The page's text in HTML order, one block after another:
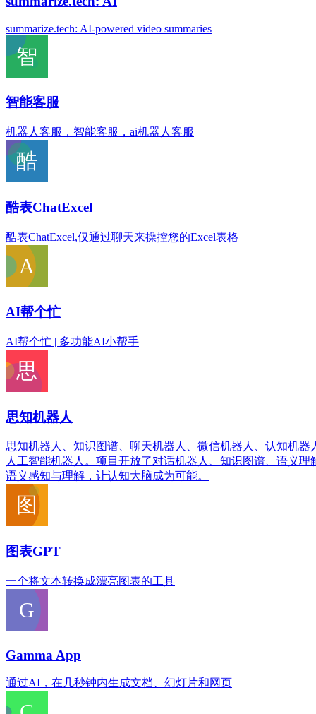
summarize.tech: AI-powered video summaries
智能客服
机器人客服，智能客服，ai机器人客服
酷表ChatExcel
酷表ChatExcel,仅通过聊天来操控您的Excel表格
AI帮个忙
AI帮个忙 | 多功能AI小帮手
思知机器人
思知机器人、知识图谱、聊天机器人、微信机器人、认知机
人工智能机器人。项目开放了对话机器人、知识图谱、语义
语义感知与理解，让认知大脑成为可能。
图表GPT
一个将文本转换成漂亮图表的工具
Gamma App
通过AI，在几秒钟内生成文档、幻灯片和网页